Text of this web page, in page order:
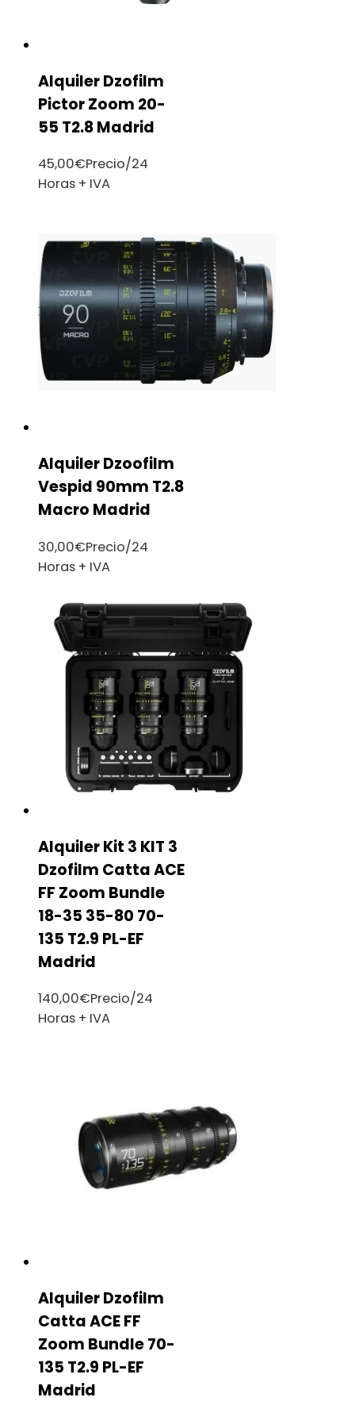
Alquiler Dzofilm
Pictor Zoom 20-
55 T2.8 Madrid
45,00€Precio/24
Horas + IVA
Alquiler Dzoofilm
Vespid 90mm T2.8
Macro Madrid
30,00€Precio/24
Horas + IVA
Alquiler Kit 3 KIT 3
Dzofilm Catta ACE
FF Zoom Bundle
18-35 35-80 70-
135 T2.9 PL-EF
Madrid
140,00€Precio/24
Horas + IVA
Alquiler Dzofilm
Catta ACE FF
Zoom Bundle 70-
135 T2.9 PL-EF
Madrid